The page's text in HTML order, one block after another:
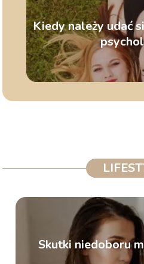
Kiedy należy udać
Skutki niedoboru